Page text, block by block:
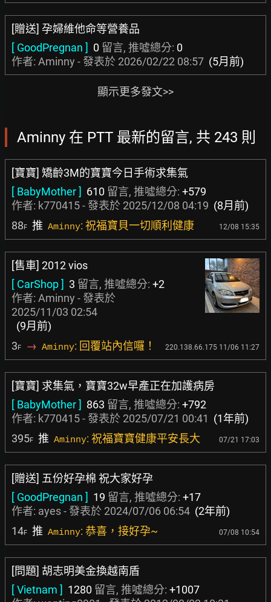
[贈送] 孕婦維他命等營養品
[ GoodPregnan ] 0 留言, 推噓總分: 0
作者: Aminny - 發表於 2026/02/22 08:57 (5月前)
顯示更多發文>>
Aminny 在 PTT 最新的留言, 共 243 則
[寶寶] 矯齡3M的寶寶今日手術求集氣
[ BabyMother ] 610 留言, 推噓總分: +579
作者: k770415- 發表於 2025/12/08 04:19 (8月前)
88F 推 Aminny: 祝福寶貝一切順利健康 12/08 15:35
[售車] 2012 vios
[ CarShop ] 3 留言, 推噓總分: +2
作者: Aminny - 發表於
2025/11/03 02:54
(9月前)
3F → Aminny: 回覆站內信囉！ 220.138.66.175 11/06 11:27
[寶寶] 求集氣，寶寶32w早產正在加護病房
[ BabyMother ] 863 留言, 推噓總分: +792
作者: k770415- 發表於 2025/07/21 00:41 (1年前)
395F 推 Aminny: 祝福寶寶健康平安長大 07/21 17:03
[贈送] 五份好孕棉 祝大家好孕
[ GoodPregnan ] 19 留言, 推噓總分: +17
作者: ayes- 發表於 2024/07/06 06:54 (2年前)
14F 推 Aminny: 恭喜，接好孕~ 07/08 10:54
[問題] 胡志明美金換越南盾
[ Vietnam ] 1280 留言, 推噓總分: +1007